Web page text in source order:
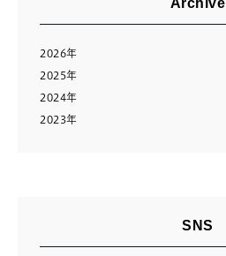
Archive
2026年
8月（2）
7月（10）
6月（11）
2025年
12月（13）
11月（12）
2024年
12月（13）
2023年
SNS